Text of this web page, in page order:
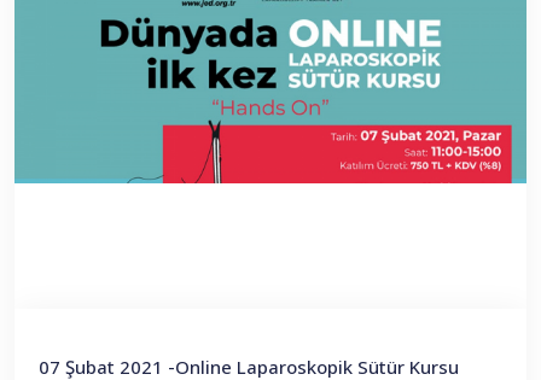
07 Şubat 2021 -Online Laparoskopik Sütür Kursu